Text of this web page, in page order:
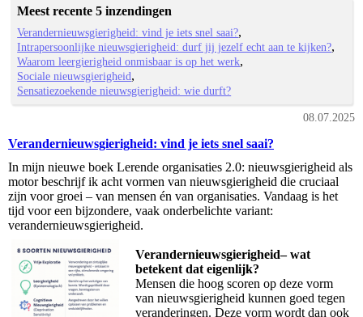
Meest recente 5 inzendingen
Verandernieuwsgierigheid: vind je iets snel saai?
Intrapersoonlijke nieuwsgierigheid: durf jij jezelf echt aan te kijken?
Waarom leergierigheid onmisbaar is op het werk
Sociale nieuwsgierigheid
Sensatiezoekende nieuwsgierigheid: wie durft?
08.07.2025
Verandernieuwsgierigheid: vind je iets snel saai?
In mijn nieuwe boek Lerende organisaties 2.0: nieuwsgierigheid als
motor beschrijf ik acht vormen van nieuwsgierigheid die cruciaal
zijn voor groei – van mensen én van organisaties. Vandaag is het
tijd voor een bijzondere, vaak onderbelichte variant:
verandernieuwsgierigheid.
Verandernieuwsgierigheid– wat
betekent dat eigenlijk?
Mensen die hoog scoren op deze vorm
van nieuwsgierigheid kunnen goed tegen
veranderingen. Deze vorm wordt dan ook